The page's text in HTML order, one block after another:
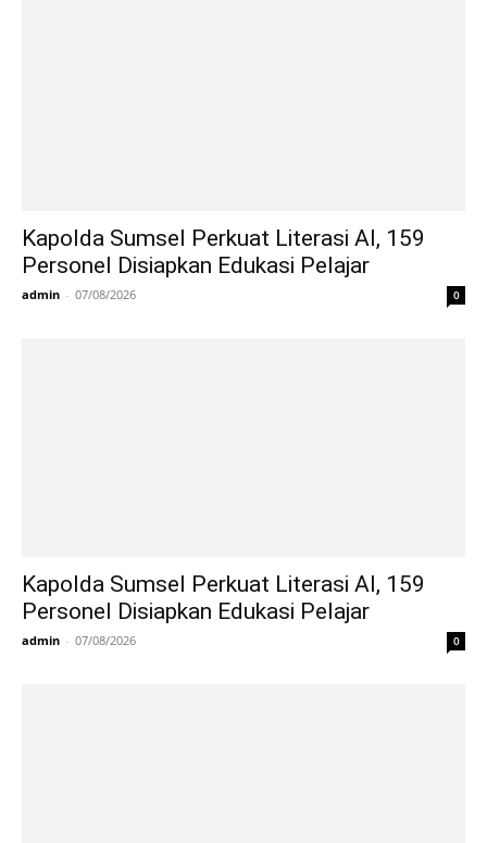
Kapolda Sumsel Perkuat Literasi AI, 159
Personel Disiapkan Edukasi Pelajar
admin - 07/08/2026 0
Kapolda Sumsel Perkuat Literasi AI, 159
Personel Disiapkan Edukasi Pelajar
admin - 07/08/2026 0